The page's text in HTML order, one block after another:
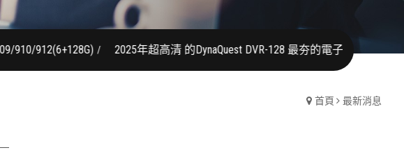
2025年超高清 的DynaQuest DVR-128 最夯的電子後視鏡12吋屏幕(2路
首頁 最新消息